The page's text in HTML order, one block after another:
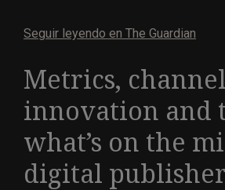
Seguir leyendo en The Guardian
Metrics,
innovation and
what’s on the
digital